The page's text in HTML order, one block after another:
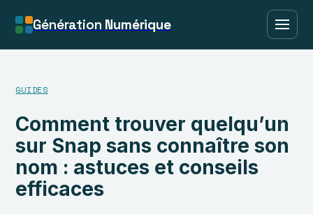
Génération Numérique
GUIDES
Comment trouver quelqu’un
sur Snap sans connaître son
nom : astuces et conseils
efficaces